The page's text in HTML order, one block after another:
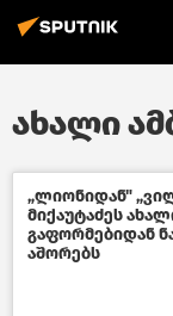
ახალი
„ლიონიდან"
მიქაუტაძეს
გაფორმებიდან
აშორებს